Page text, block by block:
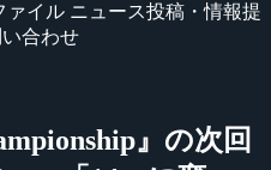
ァイル ニュース投稿・情報提
合わせ
』の次回